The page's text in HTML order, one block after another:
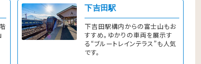
詳しくはこちら 下吉田駅
下吉田駅構内からの富士山もお
すすめ。ゆかりの車両を展示す
る“ブルートレインテラス”も人気
です。